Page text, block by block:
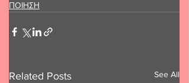
ΠΟΙΗΣΗ
Related Posts See All